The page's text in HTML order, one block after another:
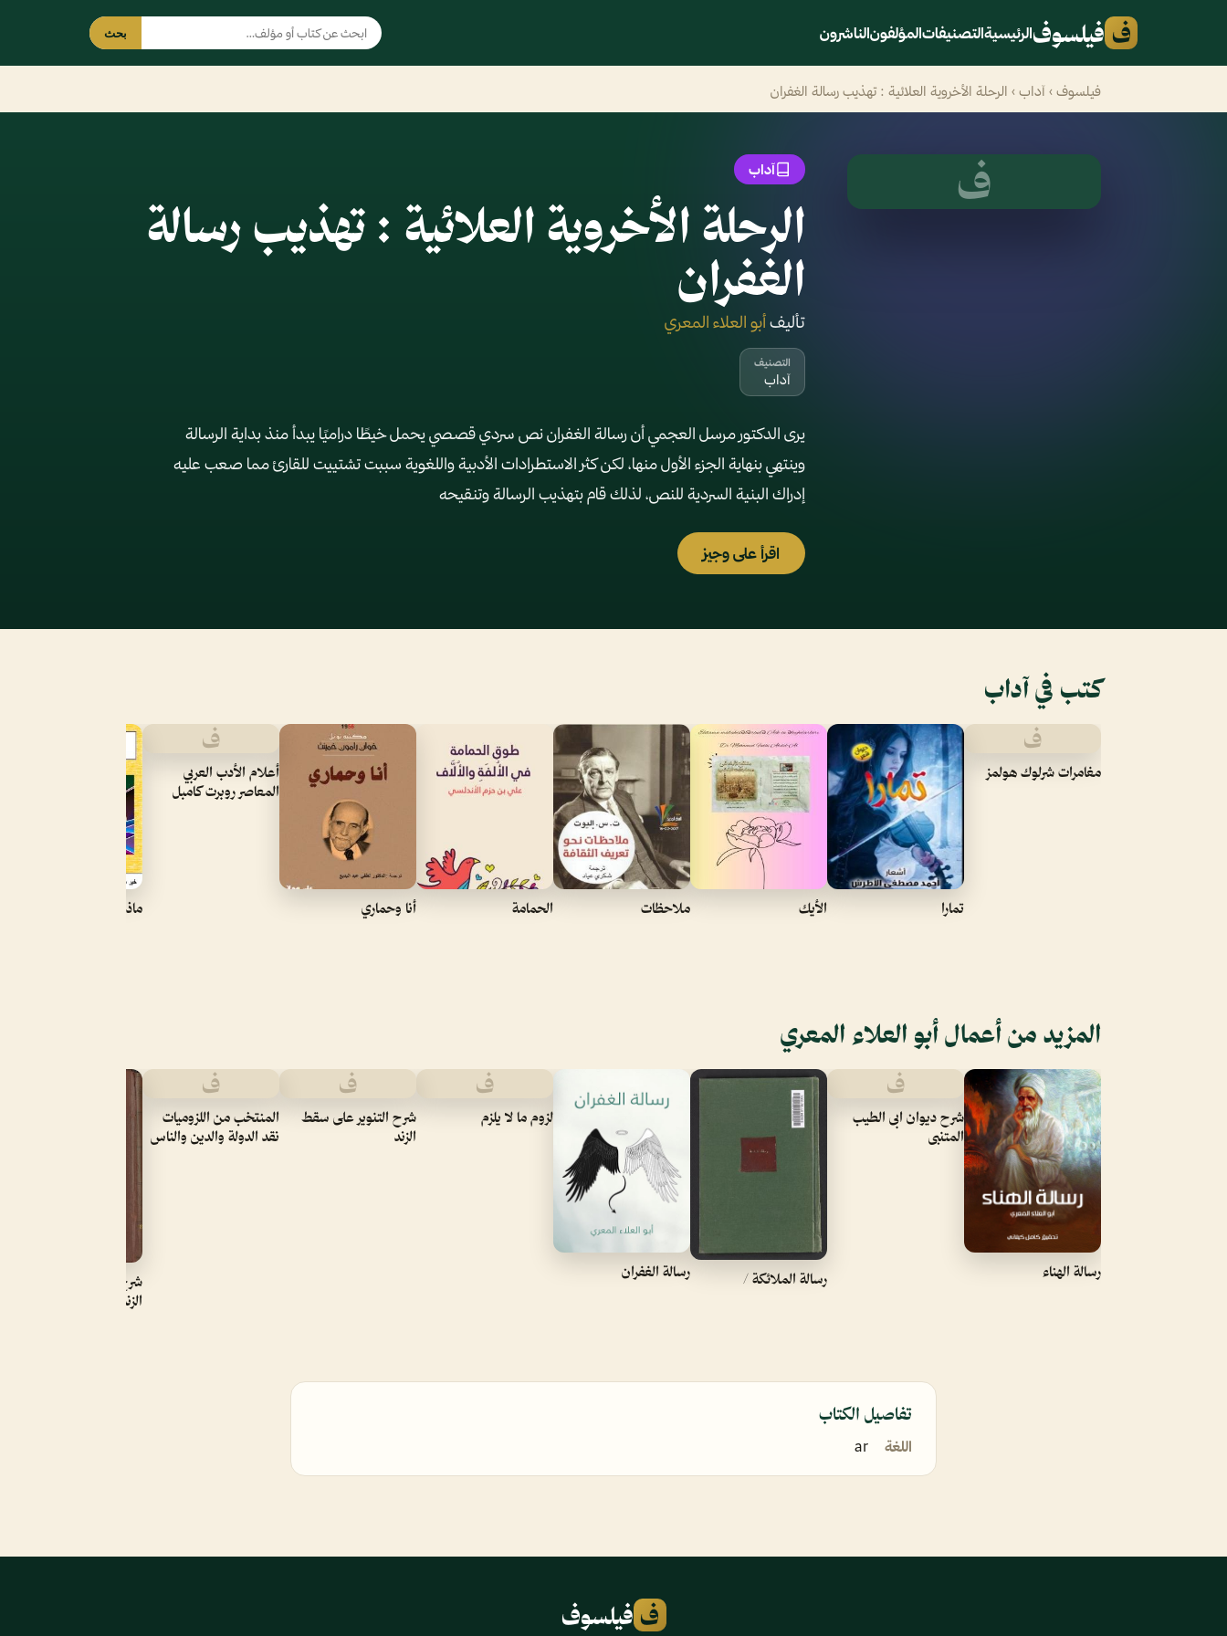
ف فيلسوفالرئيسيةالتصنيفاتالمؤلفونالناشرون بحث
فيلسوف › آداب › الرحلة الأخروية العلائية : تهذيب رسالة الغفران
ف آداب
الرحلة الأخروية العلائية : تهذيب رسالة
الغفران
تأليفأبو العلاء المعري
التصنيف
آداب
يرى الدكتور مرسل العجمي أن رسالة الغفران نص سردي قصصي يحمل خيطًا دراميًا يبدأ منذ بداية الرسالة
وينتهي بنهاية الجزء الأول منها، لكن كثر الاستطرادات الأدبية واللغوية سببت تشتييت للقارئ مما صعب عليه
إدراك البنية السردية للنص، لذلك قام بتهذيب الرسالة وتنقيحه
اقرأ على وجيز
كتب في آداب
ف
مغامرات شرلوك هولمز
تمارا الأيك ملاحظات الحمامة أنا وحماري
ف
أعلام الأدب العربي
المعاصر روبرت كامبل
ماذا لو
المزيد من أعمال أبو العلاء المعري
رسالة الهناء
ف
شرح ديوان ابى الطيب
المتنبى
رسالة الملائكة /‪ رسالة الغفران
ف
لزوم ما لا يلزم
ف
شرح التنوير على سقط
الزند
ف
المنتخب من اللزوميات
نقد الدولة والدين والناس
شرح التنوير على سقط
الزند
تفاصيل الكتاب
اللغة ar
ف فيلسوف